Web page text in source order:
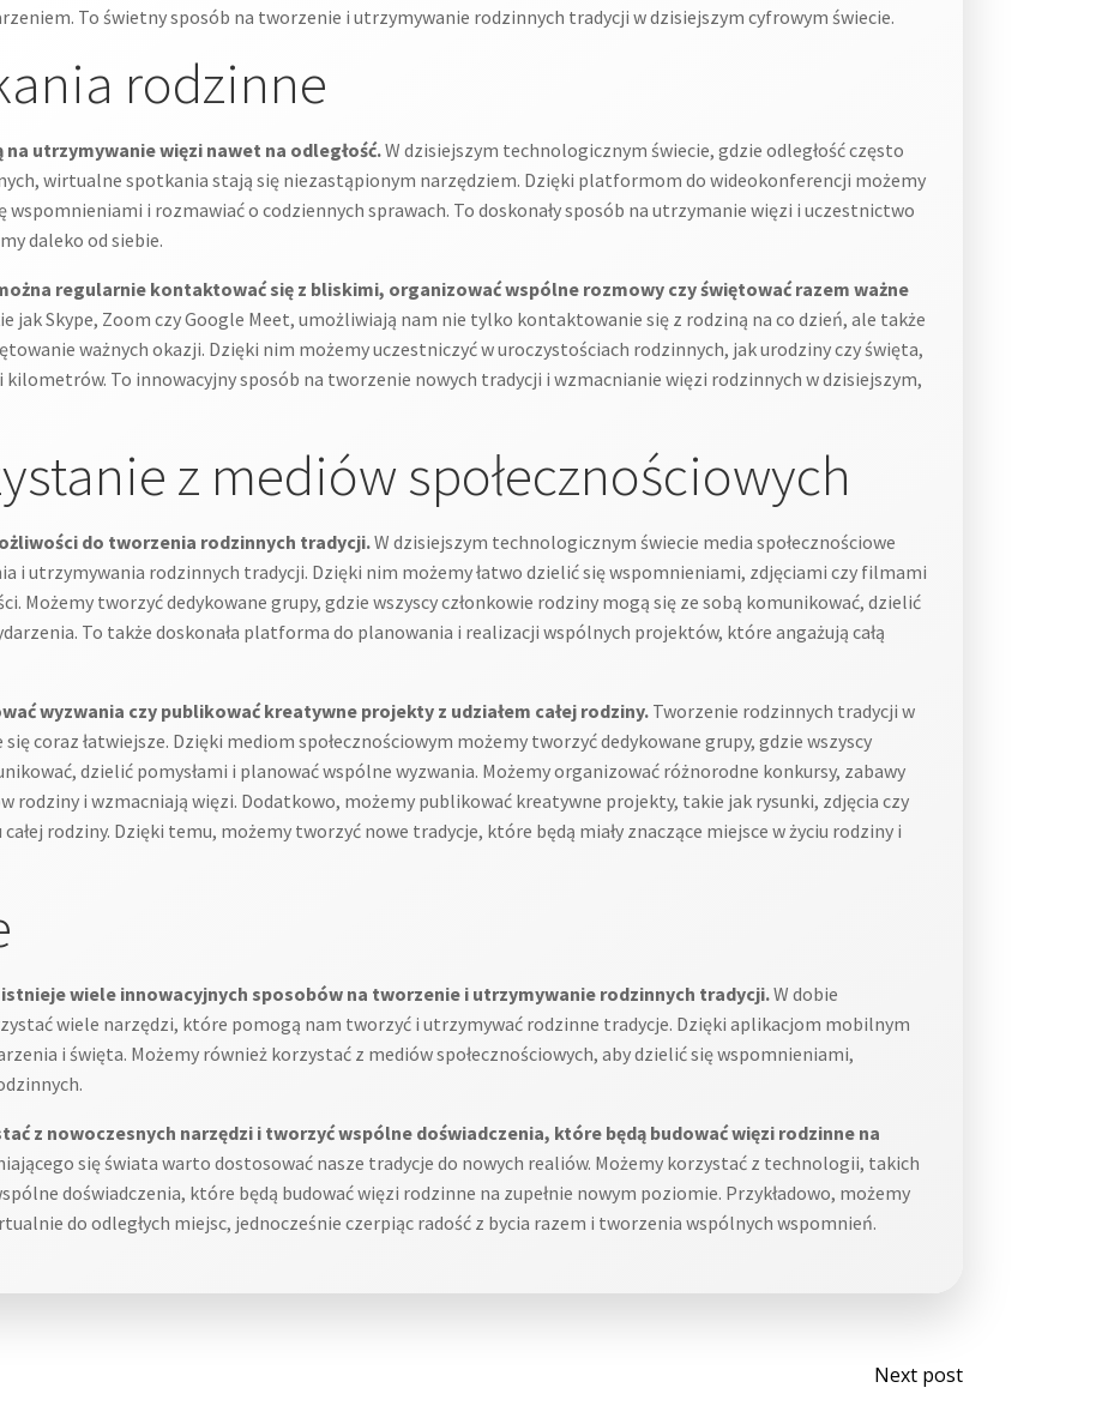
To świetny sposób na tworzenie i utrzymywanie rodzinnych tradycji w dzisiejszym cyfrowym świecie.
rodzinne
utrzymywanie więzi nawet na odległość.W dzisiejszym technologicznym świecie, gdzie odległość często
wirtualne spotkania stają się niezastąpionym narzędziem. Dzięki platformom do wideokonferencji możemy
wspomnieniami i rozmawiać o codziennych sprawach. To doskonały sposób na utrzymanie więzi i uczestnictwo
daleko od siebie.
regularnie kontaktować się z bliskimi, organizować wspólne rozmowy czy świętować razem ważne
jak Skype, Zoom czy Google Meet, umożliwiają nam nie tylko kontaktowanie się z rodziną na co dzień, ale także
ważnych okazji. Dzięki nim możemy uczestniczyć w uroczystościach rodzinnych, jak urodziny czy święta,
To innowacyjny sposób na tworzenie nowych tradycji i wzmacnianie więzi rodzinnych w dzisiejszym,
z mediów społecznościowych
do tworzenia rodzinnych tradycji.W dzisiejszym technologicznym świecie media społecznościowe
i utrzymywania rodzinnych tradycji. Dzięki nim możemy łatwo dzielić się wspomnieniami, zdjęciami czy filmami
Możemy tworzyć dedykowane grupy, gdzie wszyscy członkowie rodziny mogą się ze sobą komunikować, dzielić
To także doskonała platforma do planowania i realizacji wspólnych projektów, które angażują całą
wyzwania czy publikować kreatywne projekty z udziałem całej rodziny. Tworzenie rodzinnych tradycji w
coraz łatwiejsze. Dzięki mediom społecznościowym możemy tworzyć dedykowane grupy, gdzie wszyscy
dzielić pomysłami i planować wspólne wyzwania. Możemy organizować różnorodne konkursy, zabawy
rodziny i wzmacniają więzi. Dodatkowo, możemy publikować kreatywne projekty, takie jak rysunki, zdjęcia czy
rodziny. Dzięki temu, możemy tworzyć nowe tradycje, które będą miały znaczące miejsce w życiu rodziny i
wiele innowacyjnych sposobów na tworzenie i utrzymywanie rodzinnych tradycji.W dobie
wiele narzędzi, które pomogą nam tworzyć i utrzymywać rodzinne tradycje. Dzięki aplikacjom mobilnym
i święta. Możemy również korzystać z mediów społecznościowych, aby dzielić się wspomnieniami,
z nowoczesnych narzędzi i tworzyć wspólne doświadczenia, które będą budować więzi rodzinne na
się świata warto dostosować nasze tradycje do nowych realiów. Możemy korzystać z technologii, takich
doświadczenia, które będą budować więzi rodzinne na zupełnie nowym poziomie. Przykładowo, możemy
do odległych miejsc, jednocześnie czerpiąc radość z bycia razem i tworzenia wspólnych wspomnień.
Post
Next post